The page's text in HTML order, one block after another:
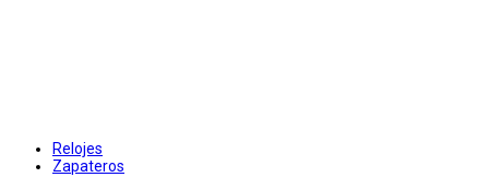
Relojes
Zapateros